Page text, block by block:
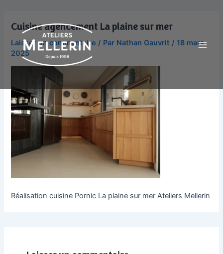
contenu
Cuisine agencement La plaine sur mer
Laisser un commentaire / Par Nathan Gauvrit / 18 mars
2025
Réalisation cuisine Pornic La plaine sur mer Ateliers Mellerin